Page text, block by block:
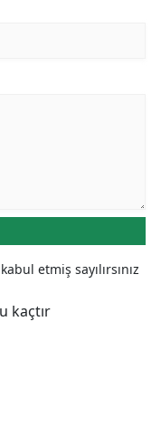
etmiş sayılırsınız
kaçtır